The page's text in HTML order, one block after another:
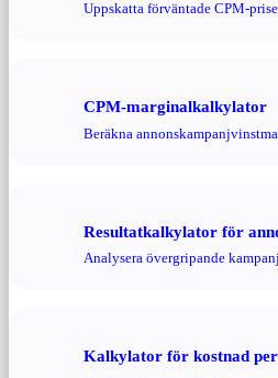
Uppskatta förväntade CPM-
CPM-marginalkalkylator
Beräkna
Resultatkalkylator för
Analysera övergripande
Kalkylator för kostnad